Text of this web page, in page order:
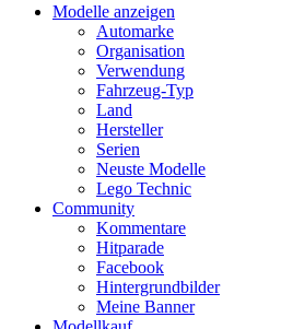
Modelle anzeigen
Automarke
Organisation
Verwendung
Fahrzeug-Typ
Land
Hersteller
Serien
Neuste Modelle
Lego Technic
Community
Kommentare
Hitparade
Facebook
Hintergrundbilder
Meine Banner